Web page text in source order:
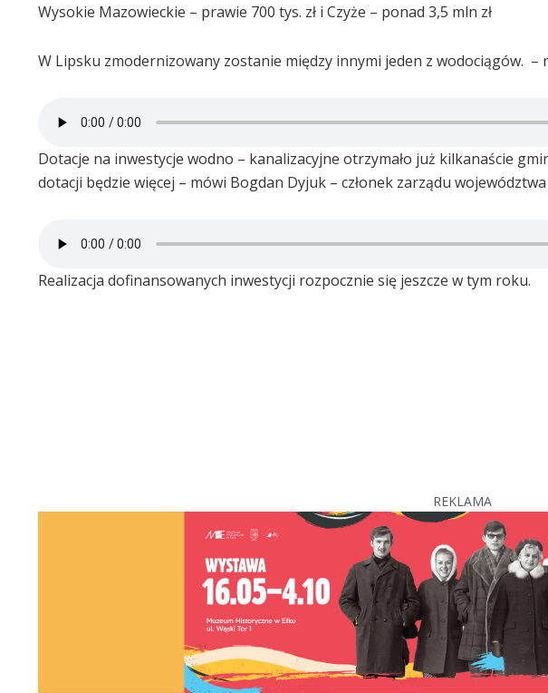
Wysokie Mazowieckie – prawie 700 tys. zł i Czyże – ponad 3,5 mln zł
W Lipsku zmodernizowany zostanie między innymi jeden z wodociągów.
Dotacje na inwestycje wodno – kanalizacyjne otrzymało już kilkanaście
dotacji będzie więcej – mówi Bogdan Dyjuk – członek zarządu
Realizacja dofinansowanych inwestycji rozpocznie się jeszcze w tym roku.
REKLAMA